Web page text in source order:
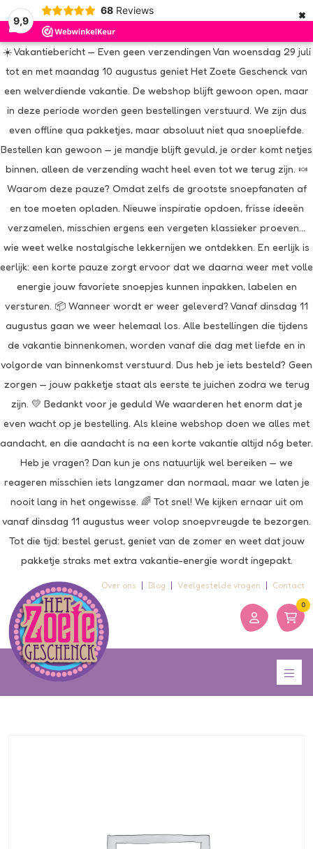
9,9
68 Reviews ×
☀️ Vakantiebericht — Even geen verzendingen Van woensdag 29 juli
tot en met maandag 10 augustus geniet Het Zoete Geschenck van
een welverdiende vakantie. De webshop blijft gewoon open, maar
in deze periode worden geen bestellingen verstuurd. We zijn dus
even offline qua pakketjes, maar absoluut niet qua snoepliefde.
Bestellen kan gewoon — je mandje blijft gevuld, je order komt netjes
binnen, alleen de verzending wacht heel even tot we terug zijn. 🍬
Waarom deze pauze? Omdat zelfs de grootste snoepfanaten af
en toe moeten opladen. Nieuwe inspiratie opdoen, frisse ideeën
verzamelen, misschien ergens een vergeten klassieker proeven…
wie weet welke nostalgische lekkernijen we ontdekken. En eerlijk is
eerlijk: een korte pauze zorgt ervoor dat we daarna weer met volle
energie jouw favoriete snoepjes kunnen inpakken, labelen en
versturen. 📦 Wanneer wordt er weer geleverd? Vanaf dinsdag 11
augustus gaan we weer helemaal los. Alle bestellingen die tijdens
de vakantie binnenkomen, worden vanaf die dag met liefde en in
volgorde van binnenkomst verstuurd. Dus heb je iets besteld? Geen
zorgen — jouw pakketje staat als eerste te juichen zodra we terug
zijn. 💛 Bedankt voor je geduld We waarderen het enorm dat je
even wacht op je bestelling. Als kleine webshop doen we alles met
aandacht, en die aandacht is na een korte vakantie altijd nóg beter.
Heb je vragen? Dan kun je ons natuurlijk wel bereiken — we
reageren misschien iets langzamer dan normaal, maar we laten je
nooit lang in het ongewisse. 🌈 Tot snel! We kijken ernaar uit om
vanaf dinsdag 11 augustus weer volop snoepvreugde te bezorgen.
Tot die tijd: bestel gerust, geniet van de zomer en weet dat jouw
pakketje straks met extra vakantie-energie wordt ingepakt.
Over ons Blog Veelgestelde vragen Contact
0